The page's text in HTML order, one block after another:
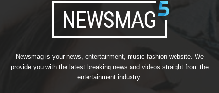
Newsmag is your news, entertainment, music fashion website. We
provide you with the latest breaking news and videos straight from the
entertainment industry.